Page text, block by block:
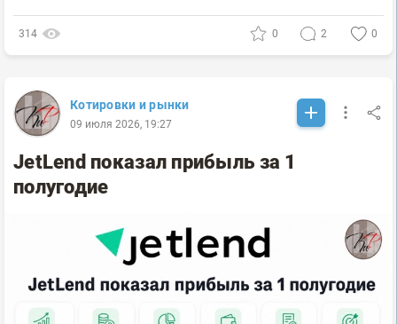
314 0 2 0
Котировки и рынки
09 июля 2026, 19:27
JetLend показал прибыль за 1
полугодие